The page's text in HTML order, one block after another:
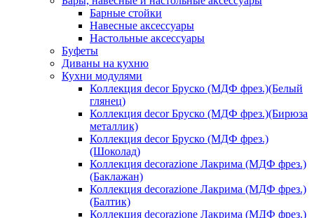
Барные стойки
Навесные аксессуары
Настольные аксессуары
Буфеты
Диваны на кухню
Кухни модулями
Коллекция decor Бруско (МДФ фрез.)(Белый
глянец)
Коллекция decor Бруско (МДФ фрез.)(Бирюза
металлик)
Коллекция decor Бруско (МДФ фрез.)
(Шоколад)
Коллекция decorazione Лакрима (МДФ фрез.)
(Баклажан)
Коллекция decorazione Лакрима (МДФ фрез.)
(Балтик)
Коллекция decorazione Лакрима (МДФ фрез.)